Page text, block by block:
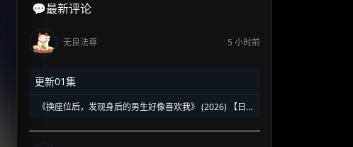
💬最新评论
无良法尊 5 小时前
更新01集
《换座位后，发现身后的男生好像喜欢我》 (2026) 【日
座位引发的直球高甜校园BL